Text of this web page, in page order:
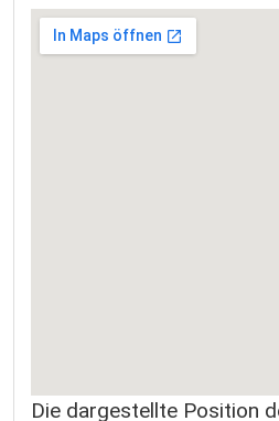
Die dargestellte Position